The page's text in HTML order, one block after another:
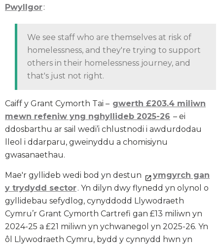
Pwyllgor:
We see staff who are themselves at risk of
homelessness, and they're trying to support
others in their homelessness journey, and
that's just not right.
Caiff y Grant Cymorth Tai – gwerth £203.4 miliwn
mewn refeniw yng nghyllideb 2025-26 – ei
ddosbarthu ar sail wedi’i chlustnodi i awdurdodau
lleol i ddarparu, gweinyddu a chomisiynu
gwasanaethau.
Mae'r gyllideb wedi bod yn destun
ymgyrch gan
y trydydd sector. Yn dilyn dwy flynedd yn olynol o
gyllidebau sefydlog, cynyddodd Llywodraeth
Cymru’r Grant Cymorth Cartrefi gan £13 miliwn yn
2024-25 a £21 miliwn yn ychwanegol yn 2025-26. Yn
ôl Llywodraeth Cymru, bydd y cynnydd hwn yn